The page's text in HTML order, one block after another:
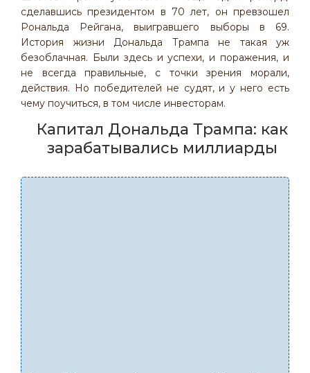
сделавшись президентом в 70 лет, он превзошел
Рональда Рейгана, выигравшего выборы в 69.
История жизни Дональда Трампа не такая уж
безоблачная. Были здесь и успехи, и поражения, и
не всегда правильные, с точки зрения морали,
действия. Но победителей не судят, и у него есть
чему поучиться, в том числе инвесторам.
Капитал Дональда Трампа: как
зарабатывались миллиарды